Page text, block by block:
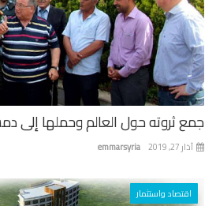
ثروته حول العالم وحملها إلى دمشق
emmarsyria 27, 2019
اقتصاد واستثمار